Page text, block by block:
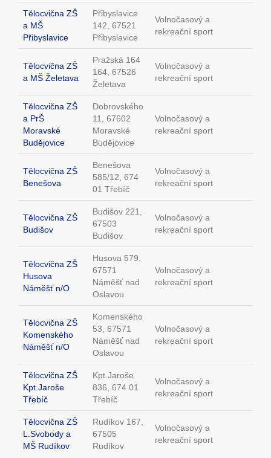
Tělocvična ZŠ
a MŠ
Přibyslavice
Přibyslavice
142, 67521
Přibyslavice
Volnočasový a
rekreační sport
Tělocvična ZŠ
a MŠ Želetava
Pražská 164
164, 67526
Želetava
Volnočasový a
rekreační sport
Tělocvična ZŠ
a PrŠ
Moravské
Budějovice
Dobrovského
11, 67602
Moravské
Budějovice
Volnočasový a
rekreační sport
Tělocvična ZŠ
Benešova
Benešova
585/12, 674
01 Třebíč
Volnočasový a
rekreační sport
Tělocvična ZŠ
Budišov
Budišov 221,
67503
Budišov
Volnočasový a
rekreační sport
Tělocvična ZŠ
Husova
Náměšť n/O
Husova 579,
67571
Náměšť nad
Oslavou
Volnočasový a
rekreační sport
Tělocvična ZŠ
Komenského
Náměšť n/O
Komenského
53, 67571
Náměšť nad
Oslavou
Volnočasový a
rekreační sport
Tělocvična ZŠ
Kpt.Jaroše
Třebíč
Kpt.Jaroše
836, 674 01
Třebíč
Volnočasový a
rekreační sport
Tělocvična ZŠ
L.Svobody a
MŠ Rudíkov
Rudíkov 167,
67505
Rudíkov
Volnočasový a
rekreační sport